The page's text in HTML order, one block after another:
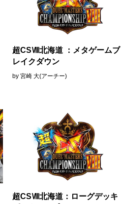
超CSⅧ北海道 ：メタゲームブ
レイクダウン
by 宮崎 大(アーチー)
超CSⅧ北海道：ローグデッキ